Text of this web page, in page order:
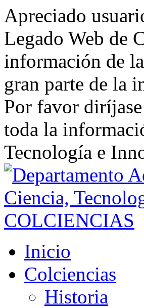
Apreciado
Legado Web de
información de
gran parte de la
Por favor
toda la
Tecnología e
Inicio
Colciencias
Historia